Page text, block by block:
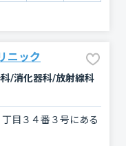
ニック
/消化器科/放射線科
目３４番３号にある